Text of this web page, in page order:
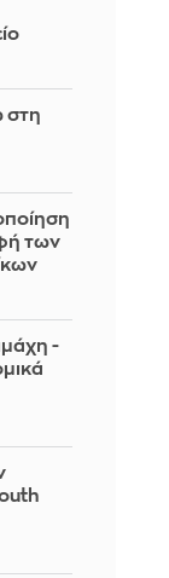
στη
των
-